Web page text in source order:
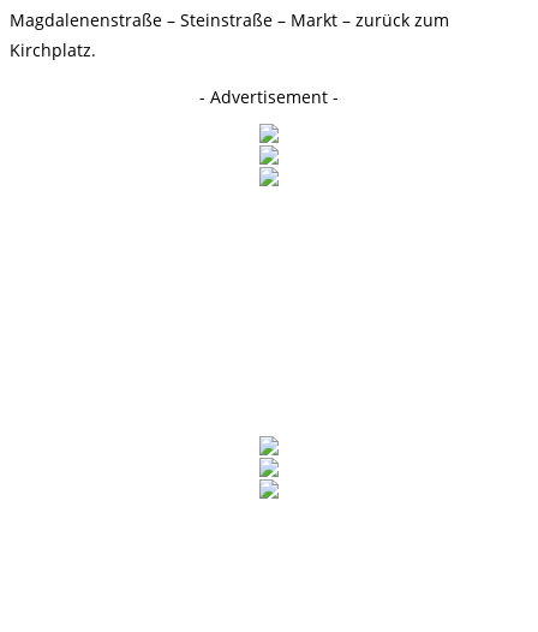
Magdalenenstraße – Steinstraße – Markt – zurück zum
Kirchplatz.
- Advertisement -